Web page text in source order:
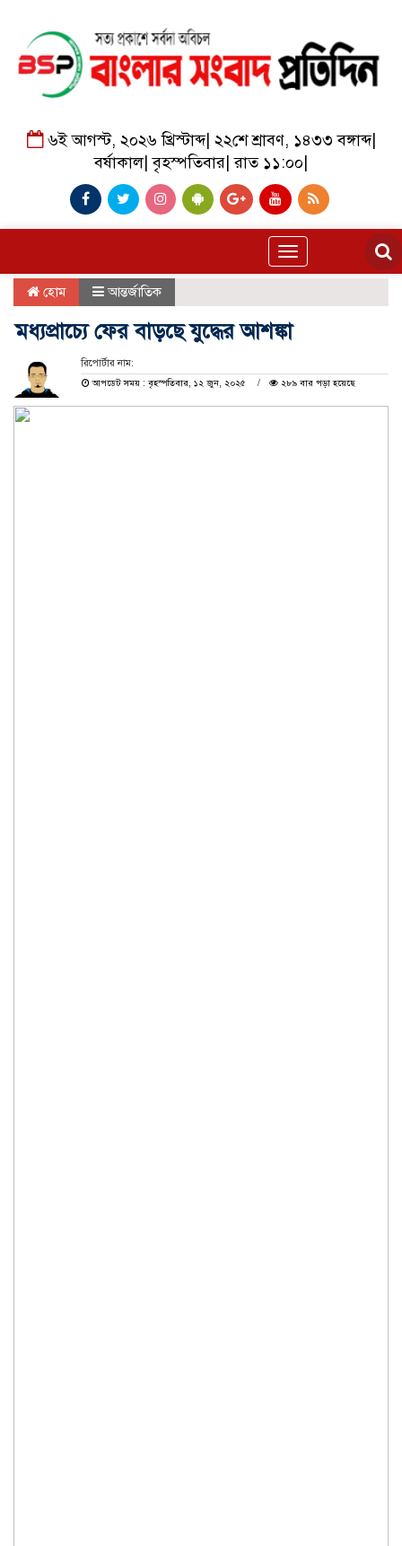
৬ই আগস্ট, ২০২৬ খ্রিস্টাব্দ| ২২শে শ্রাবণ, ১৪৩৩ বঙ্গাব্দ|
বর্ষাকাল|বৃহস্পতিবার |রাত ১১:০০
Toggle
navigation
হোম আন্তর্জাতিক
মধ্যপ্রাচ্যে ফের বাড়ছে যুদ্ধের আশঙ্কা
রিপোর্টার নাম:
আপডেট সময় : বৃহস্পতিবার, ১২ জুন, ২০২৫
২৮৯ বার পড়া হয়েছে